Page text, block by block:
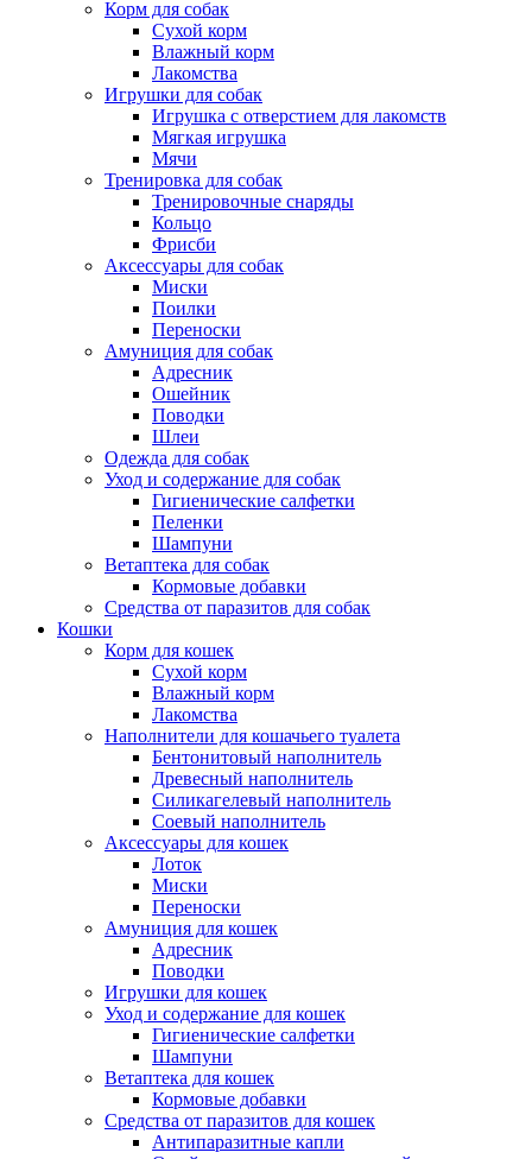
Корм для собак
Сухой корм
Влажный корм
Лакомства
Игрушки для собак
Игрушка с отверстием для лакомств
Мягкая игрушка
Мячи
Тренировка для собак
Тренировочные снаряды
Кольцо
Фрисби
Аксессуары для собак
Миски
Поилки
Переноски
Амуниция для собак
Адресник
Ошейник
Поводки
Шлеи
Одежда для собак
Уход и содержание для собак
Гигиенические салфетки
Пеленки
Шампуни
Ветаптека для собак
Кормовые добавки
Средства от паразитов для собак
Кошки
Корм для кошек
Сухой корм
Влажный корм
Лакомства
Наполнители для кошачьего туалета
Бентонитовый наполнитель
Древесный наполнитель
Силикагелевый наполнитель
Соевый наполнитель
Аксессуары для кошек
Лоток
Миски
Переноски
Амуниция для кошек
Адресник
Поводки
Игрушки для кошек
Уход и содержание для кошек
Гигиенические салфетки
Шампуни
Ветаптека для кошек
Кормовые добавки
Средства от паразитов для кошек
Антипаразитные капли